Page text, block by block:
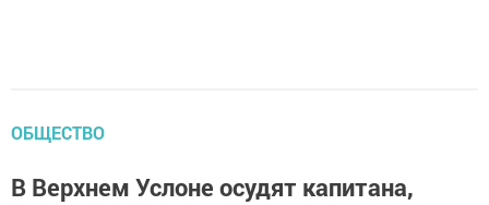
ОБЩЕСТВО
В Верхнем Услоне осудят капитана,